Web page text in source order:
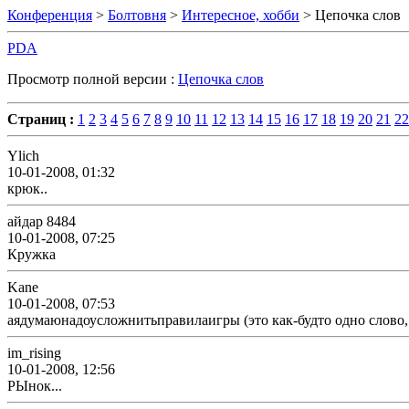
Конференция > Болтовня > Интересное, хобби > Цепочка слов
PDA
Просмотр полной версии : Цепочка слов
Страниц : 1 2 3 4 5 6 7 8 9 10 11 12 13 14 15 16 17 18 19 20 21 22
Ylich
10-01-2008, 01:32
крюк..
айдар 8484
10-01-2008, 07:25
Кружка
Kane
10-01-2008, 07:53
аядумаюнадоусложнитьправилаигры (это как-будто одно
im_rising
10-01-2008, 12:56
РЫнок...